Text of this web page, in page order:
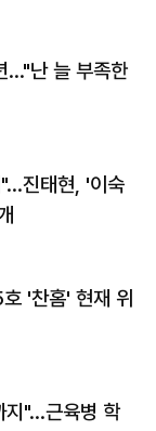
…"난 늘 부족한
진태현, '이숙
'찬홈' 현재 위
지"…근육병 학